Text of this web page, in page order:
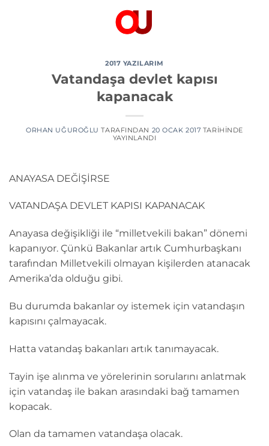
2017 YAZILARIM
Vatandaşa devlet kapısı
kapanacak
ORHAN UĞUROĞLU TARAFINDAN 20 OCAK 2017 TARIHINDE
YAYINLANDI
ANAYASA DEĞİŞİRSE
VATANDAŞA DEVLET KAPISI KAPANACAK
Anayasa değişikliği ile “milletvekili bakan” dönemi
kapanıyor. Çünkü Bakanlar artık Cumhurbaşkanı
tarafından Milletvekili olmayan kişilerden atanacak
Amerika’da olduğu gibi.
Bu durumda bakanlar oy istemek için vatandaşın
kapısını çalmayacak.
Hatta vatandaş bakanları artık tanımayacak.
Tayin işe alınma ve yörelerinin sorularını anlatmak
için vatandaş ile bakan arasındaki bağ tamamen
kopacak.
Olan da tamamen vatandaşa olacak.